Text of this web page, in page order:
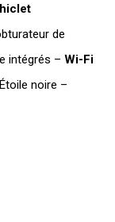
de
intégrés – Wi-Fi
noire –